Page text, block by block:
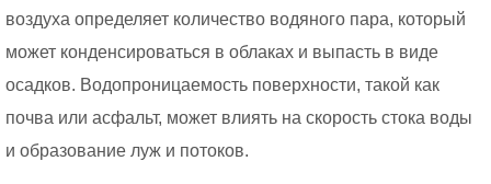
воздуха определяет количество водяного пара, который
может конденсироваться в облаках и выпасть в виде
осадков. Водопроницаемость поверхности, такой как
почва или асфальт, может влиять на скорость стока воды
и образование луж и потоков.